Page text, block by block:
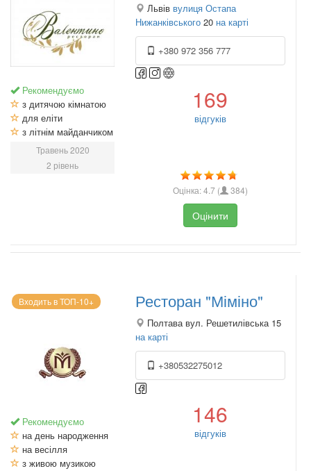
Рекомендуємо
з дитячою кімнатою
для еліти
з літнім майданчиком
Травень 2020
2 рівень
Львів вулиця Остапа
Нижанківського 20 на карті
+380 972 356 777
169
відгуків
Оцінка:4.7 ( 384)
Оцінити
Входить в ТОП-10+
Рекомендуємо
на день народження
на весілля
з живою музикою
Ресторан "Міміно"
Полтава вул. Решетилівська 15
на карті
+380532275012
146
відгуків